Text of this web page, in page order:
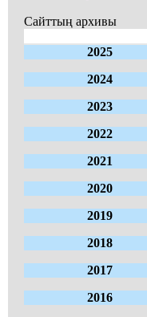
Сайттың архивы
2025
2024
2023
2022
2021
2020
2019
2018
2017
2016